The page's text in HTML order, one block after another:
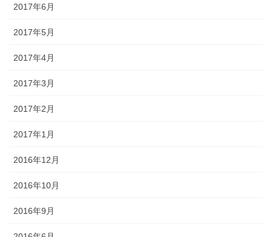
2017年6月
2017年5月
2017年4月
2017年3月
2017年2月
2017年1月
2016年12月
2016年10月
2016年9月